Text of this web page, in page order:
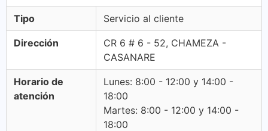
Tipo Servicio al cliente
Dirección
CR 6 # 6 - 52, CHAMEZA -
CASANARE
Horario de
atención
Lunes: 8:00 - 12:00 y 14:00 -
18:00
Martes: 8:00 - 12:00 y 14:00 -
18:00